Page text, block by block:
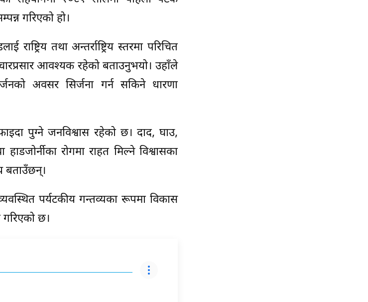
गरिएको हो।
तथा अन्तर्राष्ट्रिय स्तरमा परिचित
आवश्यक रहेको बताउनुभयो। उहाँले
अवसर सिर्जना गर्न सकिने धारणा
पुग्ने जनविश्वास रहेको छ। दाद, घाउ,
रोगमा राहत मिल्ने विश्वासका
बताउँछन्।
पर्यटकीय गन्तव्यका रूपमा विकास
गरिएको छ।